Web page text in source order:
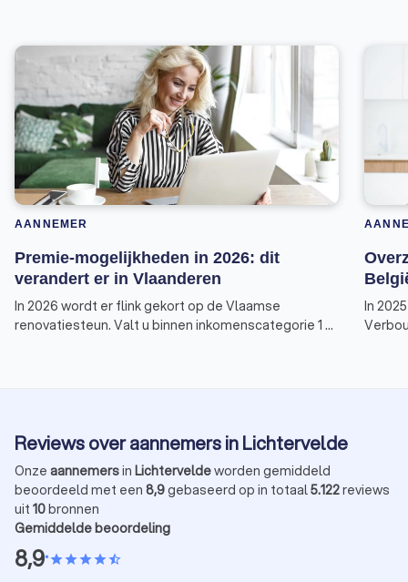
AANNEMER
Premie-mogelijkheden in 2026: dit
verandert er in Vlaanderen
In 2026 wordt er flink gekort op de Vlaamse
renovatiesteun. Valt u binnen inkomenscategorie 1 of
In
Reviews over aannemers in Lichtervelde
Onze aannemersin Lichterveldeworden gemiddeld
beoordeeld met een 8,9gebaseerd op in totaal5.122reviews
uit 10bronnen
Gemiddelde beoordeling
8,9•starstarstarstarstar_half